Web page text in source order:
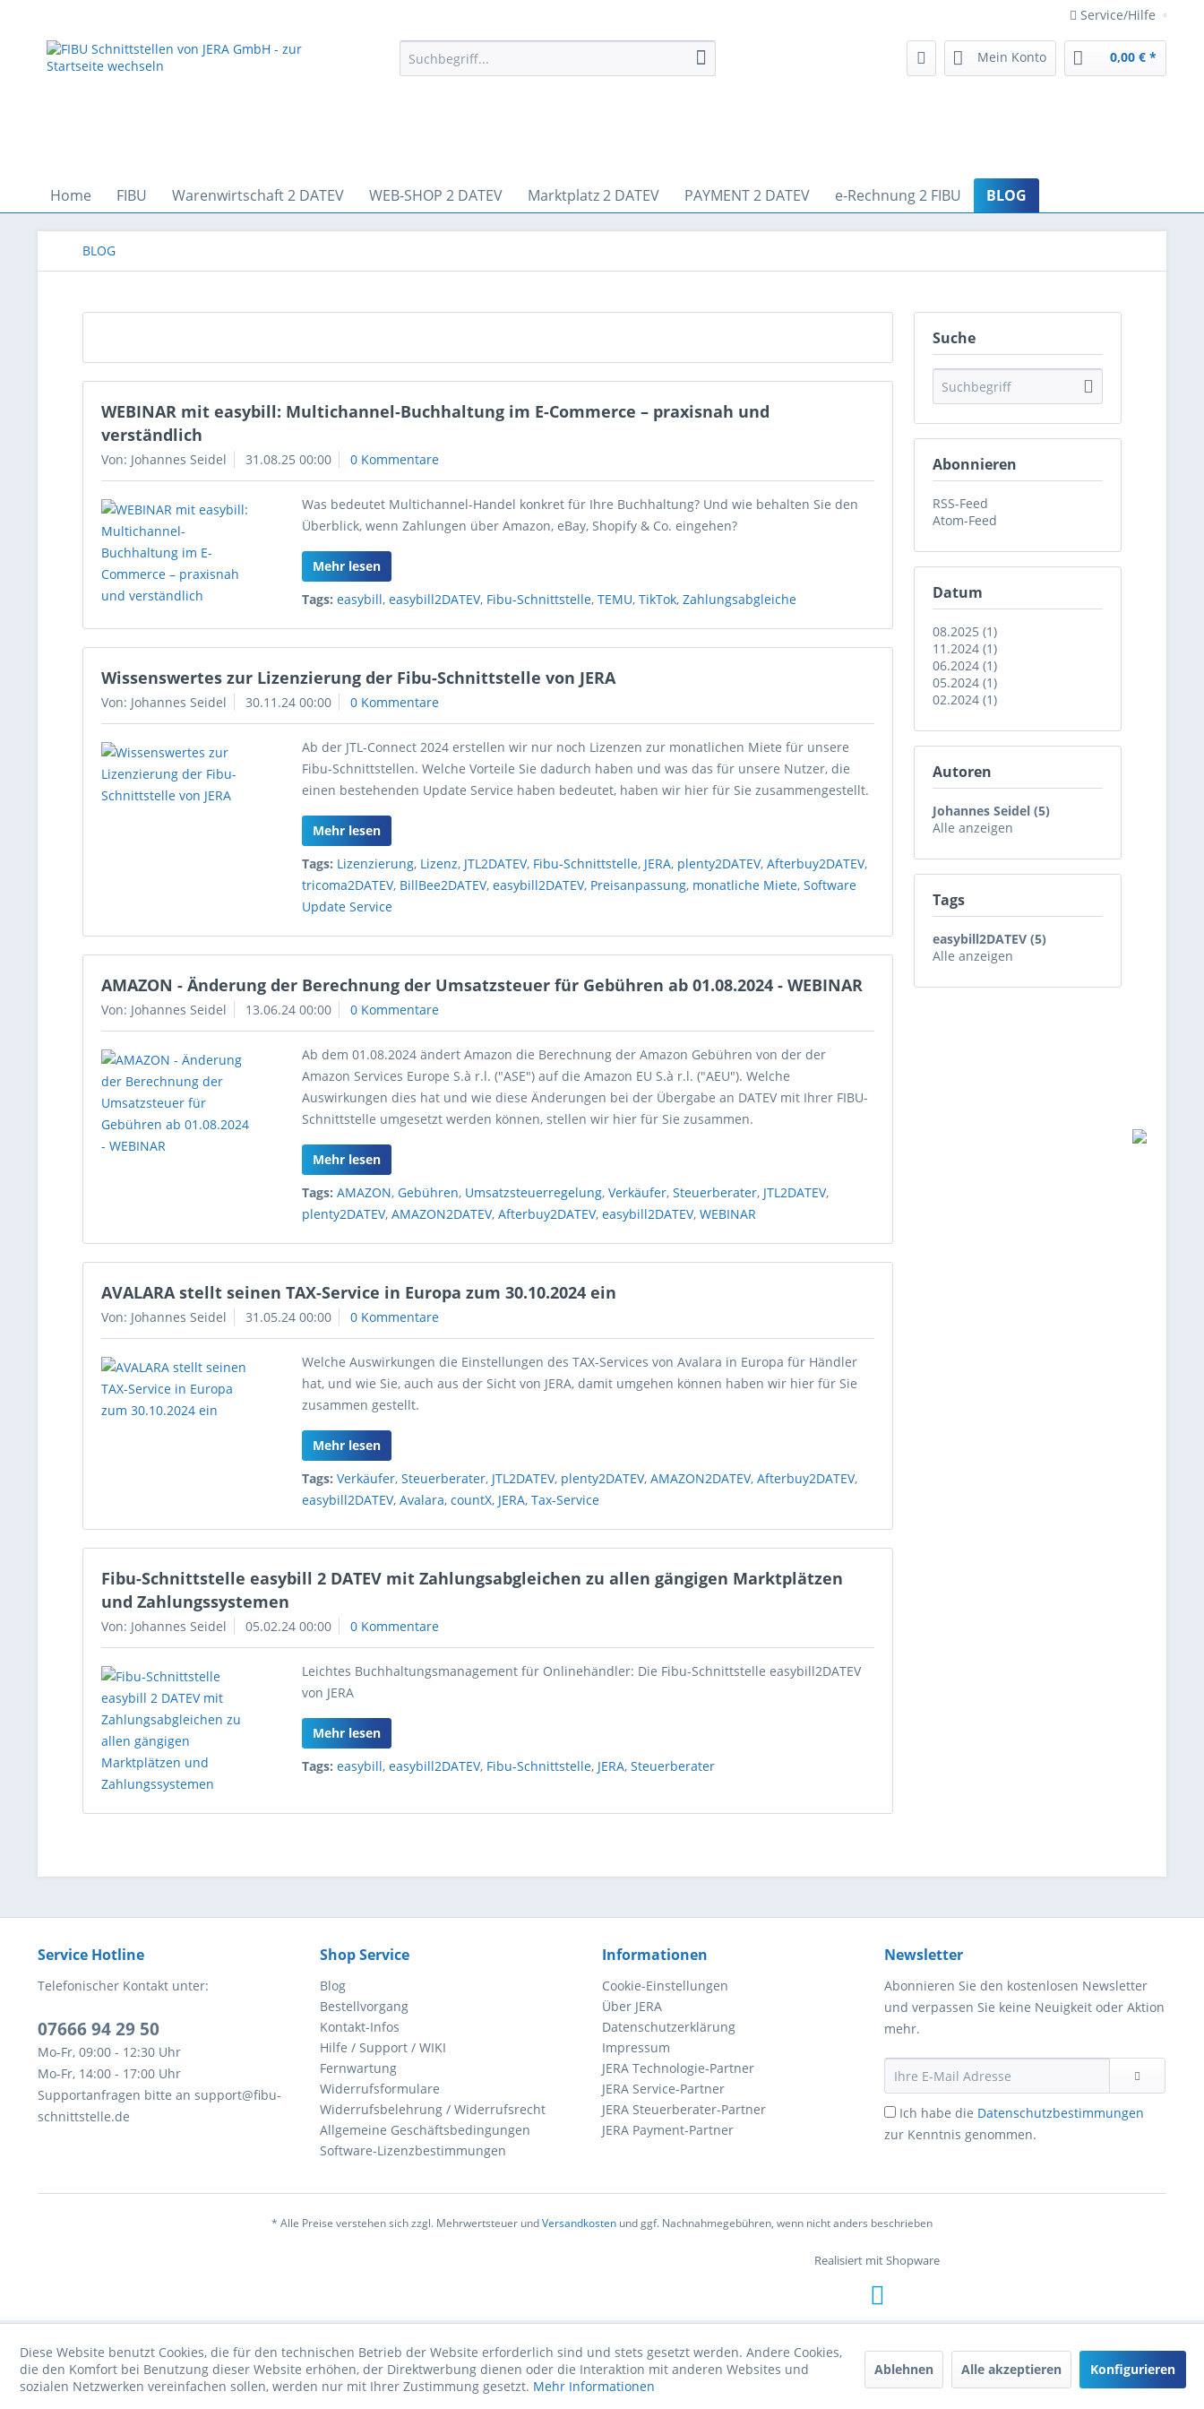
Service/Hilfe
Mein Konto 0,00 € *
Home FIBU Warenwirtschaft 2 DATEV WEB-SHOP 2 DATEV Marktplatz 2 DATEV PAYMENT 2 DATEV e-Rechnung 2 FIBU BLOG
BLOG
Suche
Abonnieren
RSS-Feed
Atom-Feed
Datum
08.2025 (1)
11.2024 (1)
06.2024 (1)
05.2024 (1)
02.2024 (1)
Autoren
Johannes Seidel (5)
Alle anzeigen
Tags
easybill2DATEV (5)
Alle anzeigen
WEBINAR mit easybill: Multichannel-Buchhaltung im E-Commerce – praxisnah und
verständlich
Von: Johannes Seidel 31.08.25 00:00 0 Kommentare
Was bedeutet Multichannel-Handel konkret für Ihre Buchhaltung? Und wie behalten Sie den
Überblick, wenn Zahlungen über Amazon, eBay, Shopify & Co. eingehen?
Mehr lesen
Tags: easybill,easybill2DATEV, Fibu-Schnittstelle,TEMU,TikTok,Zahlungsabgleiche
Wissenswertes zur Lizenzierung der Fibu-Schnittstelle von JERA
Von: Johannes Seidel 30.11.24 00:00 0 Kommentare
Ab der JTL-Connect 2024 erstellen wir nur noch Lizenzen zur monatlichen Miete für unsere
Fibu-Schnittstellen. Welche Vorteile Sie dadurch haben und was das für unsere Nutzer, die
einen bestehenden Update Service haben bedeutet, haben wir hier für Sie zusammengestellt.
Mehr lesen
Tags: Lizenzierung, Lizenz, JTL2DATEV, Fibu-Schnittstelle, JERA, plenty2DATEV,Afterbuy2DATEV,
tricoma2DATEV, BillBee2DATEV,easybill2DATEV, Preisanpassung, monatliche Miete,Software
Update Service
AMAZON - Änderung der Berechnung der Umsatzsteuer für Gebühren ab 01.08.2024 - WEBINAR
Von: Johannes Seidel 13.06.24 00:00 0 Kommentare
Ab dem 01.08.2024 ändert Amazon die Berechnung der Amazon Gebühren von der der
Amazon Services Europe S.à r.l. ("ASE") auf die Amazon EU S.à r.l. ("AEU"). Welche
Auswirkungen dies hat und wie diese Änderungen bei der Übergabe an DATEV mit Ihrer FIBU-
Schnittstelle umgesetzt werden können, stellen wir hier für Sie zusammen.
Mehr lesen
Tags: AMAZON,Gebühren, Umsatzsteuerregelung,Verkäufer,Steuerberater, JTL2DATEV,
plenty2DATEV,AMAZON2DATEV,Afterbuy2DATEV,easybill2DATEV,WEBINAR
AVALARA stellt seinen TAX-Service in Europa zum 30.10.2024 ein
Von: Johannes Seidel 31.05.24 00:00 0 Kommentare
Welche Auswirkungen die Einstellungen des TAX-Services von Avalara in Europa für Händler
hat, und wie Sie, auch aus der Sicht von JERA, damit umgehen können haben wir hier für Sie
zusammen gestellt.
Mehr lesen
Tags: Verkäufer,Steuerberater, JTL2DATEV, plenty2DATEV,AMAZON2DATEV,Afterbuy2DATEV,
easybill2DATEV,Avalara,countX, JERA,Tax-Service
Fibu-Schnittstelle easybill 2 DATEV mit Zahlungsabgleichen zu allen gängigen Marktplätzen
und Zahlungssystemen
Von: Johannes Seidel 05.02.24 00:00 0 Kommentare
Leichtes Buchhaltungsmanagement für Onlinehändler: Die Fibu-Schnittstelle easybill2DATEV
von JERA
Mehr lesen
Tags: easybill,easybill2DATEV, Fibu-Schnittstelle, JERA,Steuerberater
Service Hotline
Telefonischer Kontakt unter:
07666 94 29 50
Mo-Fr, 09:00 - 12:30 Uhr
Mo-Fr, 14:00 - 17:00 Uhr
Supportanfragen bitte an support@fibu-
schnittstelle.de
Shop Service
Blog
Bestellvorgang
Kontakt-Infos
Hilfe / Support / WIKI
Fernwartung
Widerrufsformulare
Widerrufsbelehrung / Widerrufsrecht
Allgemeine Geschäftsbedingungen
Software-Lizenzbestimmungen
Informationen
Cookie-Einstellungen
Über JERA
Datenschutzerklärung
Impressum
JERA Technologie-Partner
JERA Service-Partner
JERA Steuerberater-Partner
JERA Payment-Partner
Newsletter
Abonnieren Sie den kostenlosen Newsletter
und verpassen Sie keine Neuigkeit oder Aktion
mehr.
Ich habe die Datenschutzbestimmungen
zur Kenntnis genommen.
* Alle Preise verstehen sich zzgl. Mehrwertsteuer undVersandkosten und ggf. Nachnahmegebühren, wenn nicht anders beschrieben
Realisiert mit Shopware
Diese Website benutzt Cookies, die für den technischen Betrieb der Website erforderlich sind und stets gesetzt werden. Andere Cookies,
die den Komfort bei Benutzung dieser Website erhöhen, der Direktwerbung dienen oder die Interaktion mit anderen Websites und
sozialen Netzwerken vereinfachen sollen, werden nur mit Ihrer Zustimmung gesetzt. Mehr Informationen
Ablehnen Alle akzeptieren Konfigurieren